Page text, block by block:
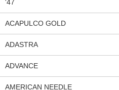
'47
ACAPULCO GOLD
ADASTRA
ADVANCE
AMERICAN NEEDLE